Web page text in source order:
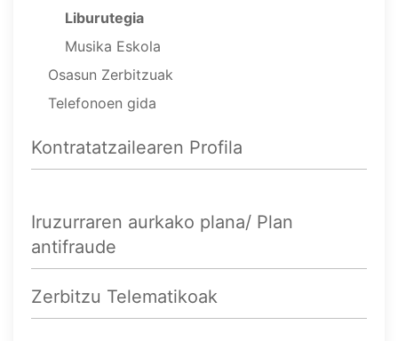
Liburutegia
Musika Eskola
Osasun Zerbitzuak
Telefonoen gida
Kontratatzailearen Profila
Iruzurraren aurkako plana/ Plan
antifraude
Zerbitzu Telematikoak